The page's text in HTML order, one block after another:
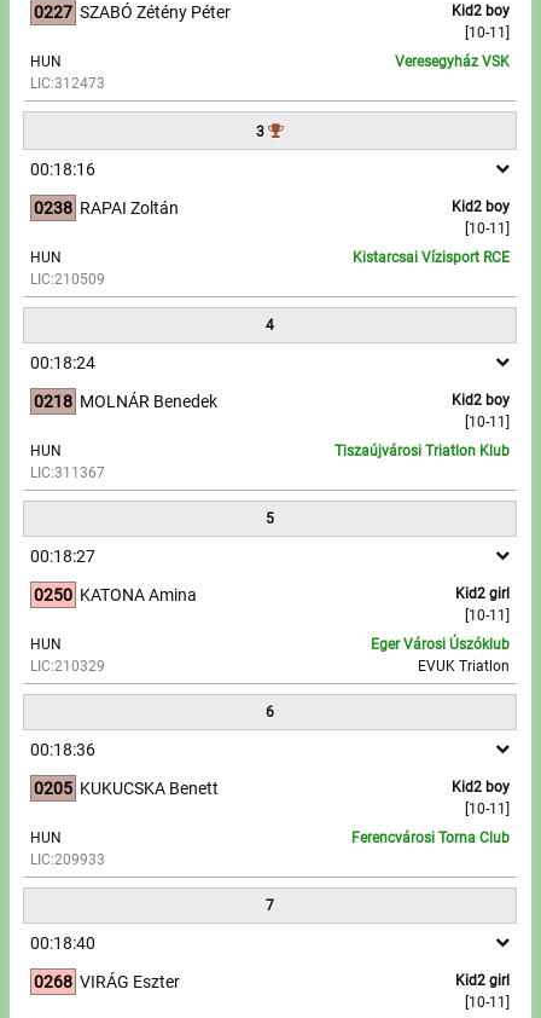
Contact
Write to Us!
Partners, sponsors
Accomodation offers
Impressum
0227
Kid2 boy
[10-11]
SZABÓ Zétény Péter
HUN
LIC:312473
Veresegyház VSK
3
00:18:16
0238
Kid2 boy
[10-11]
RAPAI Zoltán
HUN
LIC:210509
Kistarcsai Vízisport RCE
4
00:18:24
0218
Kid2 boy
[10-11]
MOLNÁR Benedek
HUN
LIC:311367
Tiszaújvárosi Triatlon Klub
5
00:18:27
0250
Kid2 girl
[10-11]
KATONA Amina
HUN
LIC:210329
Eger Városi Úszóklub
EVUK Triatlon
6
00:18:36
0205
Kid2 boy
[10-11]
KUKUCSKA Benett
HUN
LIC:209933
Ferencvárosi Torna Club
7
00:18:40
0268
Kid2 girl
[10-11]
VIRÁG Eszter